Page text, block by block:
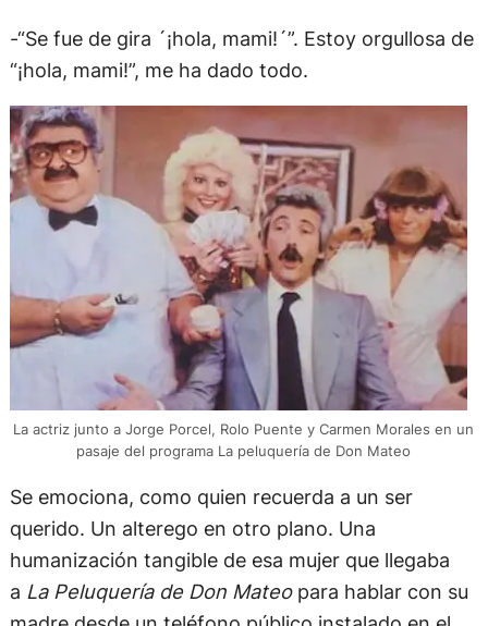
-“Se fue de gira ´¡hola, mami!´”. Estoy orgullosa de
“¡hola, mami!”, me ha dado todo.
La actriz junto a Jorge Porcel, Rolo Puente y Carmen Morales en un
pasaje del programa La peluquería de Don Mateo
Se emociona, como quien recuerda a un ser
querido. Un alterego en otro plano. Una
humanización tangible de esa mujer que llegaba
a La Peluquería de Don Mateopara hablar con su